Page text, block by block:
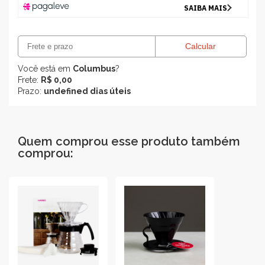
Você está em Columbus?
Frete: R$ 0,00
Prazo: undefined dias úteis
Quem comprou esse produto também
comprou: